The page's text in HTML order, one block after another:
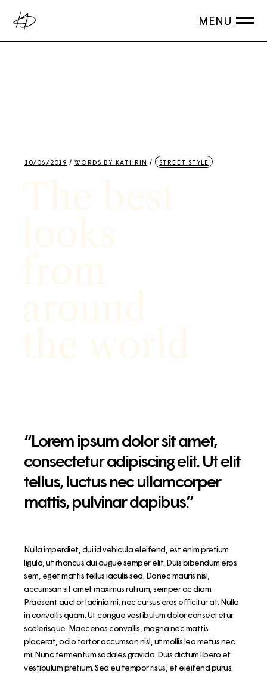
10/06/2019 WORDS BY KATHRIN STREET STYLE
“Lorem ipsum dolor sit amet,
consectetur adipiscing elit. Ut elit
tellus, luctus nec ullamcorper
mattis, pulvinar dapibus.”
Nulla imperdiet, dui id vehicula eleifend, est enim pretium
ligula, ut rhoncus dui augue semper elit. Duis bibendum eros
sem, eget mattis tellus iaculis sed. Donec mauris nisl,
accumsan sit amet maximus rutrum, semper ac diam.
Praesent auctor lacinia mi, nec cursus eros efficitur at. Nulla
in convallis quam. Ut congue vestibulum dolor consectetur
scelerisque. Maecenas convallis, magna nec mattis
placerat, odio tortor accumsan nisl, ut mollis leo metus nec
mi. Nunc fermentum sodales gravida. Duis dictum libero et
vestibulum pretium. Sed eu tempor risus, et eleifend purus.